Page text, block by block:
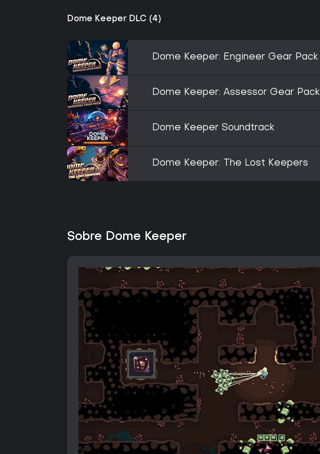
Dome Keeper DLC (4)
Dome Keeper: Engineer Gear Pack
Dome Keeper: Assessor Gear Pack
Dome Keeper Soundtrack
Dome Keeper: The Lost Keepers
Sobre Dome Keeper